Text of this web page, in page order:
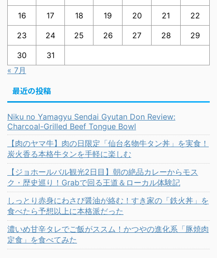
16 17 18 19 20 21 22
23 24 25 26 27 28 29
30
31
« 7月
最近の投稿
Niku no Yamagyu Sendai Gyutan Don Review:
Charcoal-Grilled Beef Tongue Bowl
【肉のヤマ牛】肉の日限定「仙台名物牛タン丼」を実食！
炭火香る本格牛タンを手軽に楽しむ
【ジョホールバル観光2日目】朝の絶品カレーからモス
ク・歴史巡り！Grabで回る王道＆ローカル体験記
しっとり赤身にわさび醤油が絡む！すき家の「鉄火丼」を
食べたら予想以上に本格派だった
濃いめ甘辛タレでご飯がススム！かつやの進化系「豚焼肉
定食」を食べてみた